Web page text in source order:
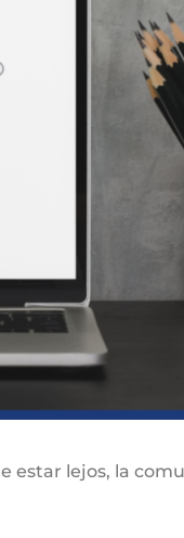
lejos, la